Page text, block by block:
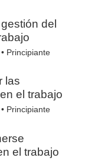
del
Principiante
las
el trabajo
Principiante
el trabajo